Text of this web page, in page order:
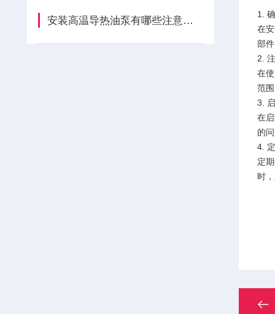
安装高温导热油泵有哪些注意事项？
1.
在
部
2.
在
范
3.
在
的
4.
定
时